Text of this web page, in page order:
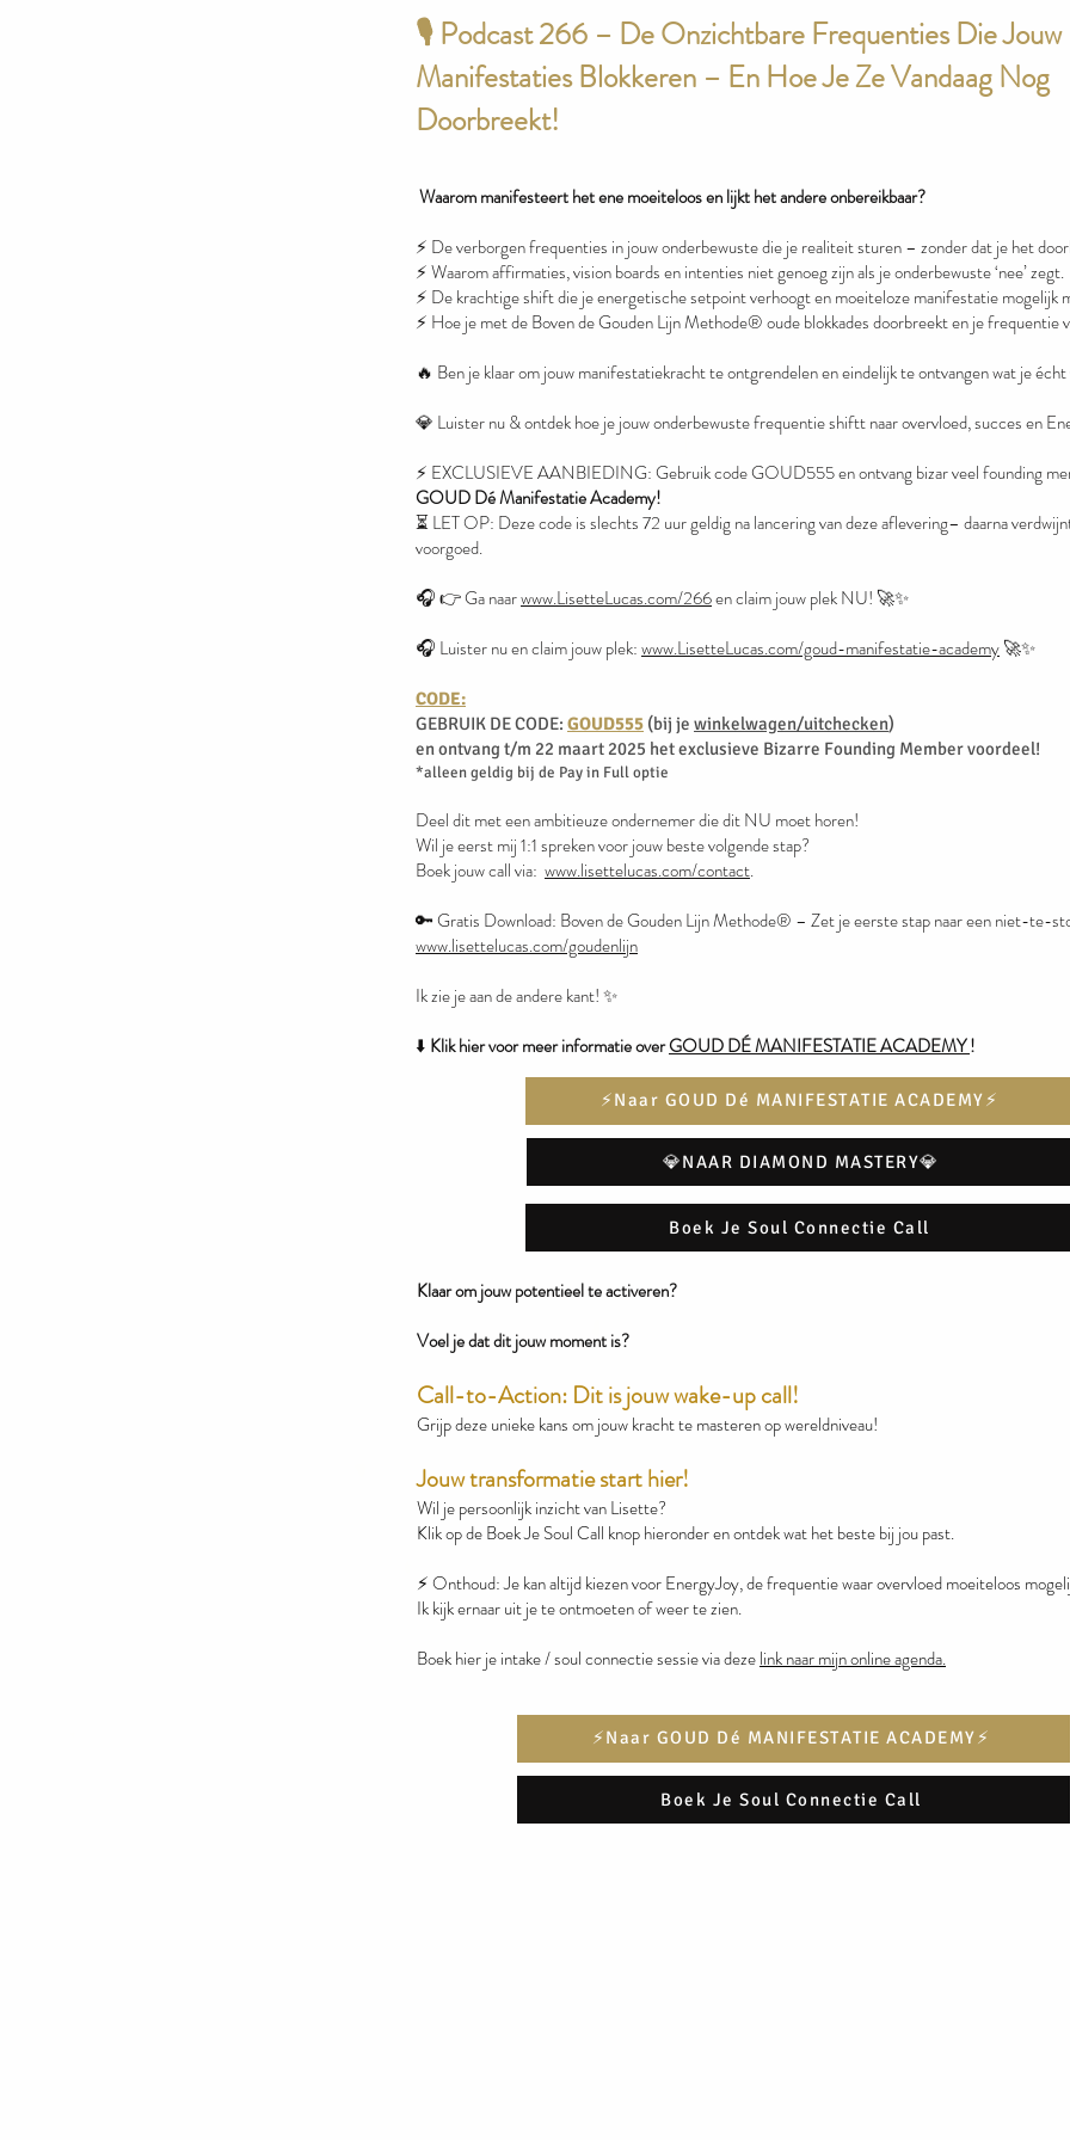
🎙 Podcast 266 – De Onzichtbare Frequenties Die Jouw
Manifestaties Blokkeren – En Hoe Je Ze Vandaag Nog
Doorbreekt!
Waarom manifesteert het ene moeiteloos en lijkt het andere onbereikbaar?
⚡ De verborgen frequenties in jouw onderbewuste die je realiteit sturen – zonder dat je het
⚡ Waarom affirmaties, vision boards en intenties niet genoeg zijn als je onderbewuste ‘nee’ zegt.
⚡ De krachtige shift die je energetische setpoint verhoogt en moeiteloze manifestatie mogelijk
⚡ Hoe je met de Boven de Gouden Lijn Methode® oude blokkades doorbreekt en je frequentie
🔥 Ben je klaar om jouw manifestatiekracht te ontgrendelen en eindelijk te ontvangen wat je
💎 Luister nu & ontdek hoe je jouw onderbewuste frequentie shiftt naar overvloed, succes en
⚡ EXCLUSIEVE AANBIEDING: Gebruik code GOUD555 en ontvang bizar veel founding
GOUD Dé Manifestatie Academy!
⏳ LET OP: Deze code is slechts 72 uur geldig na lancering van deze aflevering– daarna
voorgoed.
🎧 👉 Ga naarwww.LisetteLucas.com/266en claim jouw plek NU! 🚀✨
🎧 Luister nu en claim jouw plek:www.LisetteLucas.com/goud-manifestatie-academy🚀✨
CODE:
GEBRUIK DE CODE: GOUD555 (bij je winkelwagen/uitchecken)
en ontvang t/m 22 maart 2025 het exclusieve Bizarre Founding Member voordeel!
*alleen geldig bij de Pay in Full optie
Deel dit met een ambitieuze ondernemer die dit NU moet horen!
Wil je eerst mij 1:1 spreken voor jouw beste volgende stap?
Boek jouw call via: www.lisettelucas.com/contact.
🔑 Gratis Download: Boven de Gouden Lijn Methode® – Zet je eerste stap naar een niet-te-
www.lisettelucas.com/goudenlijn
Ik zie je aan de andere kant! ✨
⬇️ Klik hier voor meer informatie overGOUD DÉ MANIFESTATIE ACADEMY!
⚡️Naar GOUD Dé MANIFESTATIE ACADEMY⚡️
💎NAAR DIAMOND MASTERY💎
Boek Je Soul Connectie Call
Klaar om jouw potentieel te activeren?
Voel je dat dit jouw moment is?
Call-to-Action: Dit is jouw wake-up call!
Grijp deze unieke kans om jouw kracht te masteren op wereldniveau!
Jouw transformatie start hier!
Wil je persoonlijk inzicht van Lisette?
Klik op de Boek Je Soul Call knop hieronder en ontdek wat het beste bij jou past.
⚡️ Onthoud: Je kan altijd kiezen voor EnergyJoy, de frequentie waar overvloed moeiteloos
Ik kijk ernaar uit je te ontmoeten of weer te zien.
Boek hier je intake / soul connectie sessie via dezelink naar mijn online agenda.
⚡️Naar GOUD Dé MANIFESTATIE ACADEMY⚡️
Boek Je Soul Connectie Call